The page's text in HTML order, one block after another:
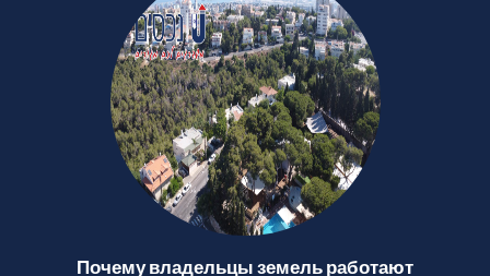
Почему владельцы земель работают